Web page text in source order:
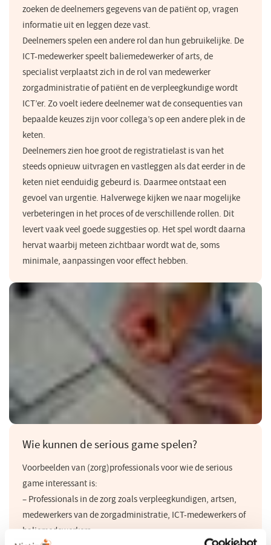
zoeken de deelnemers gegevens van de patiënt op, vragen
informatie uit en leggen deze vast.
Deelnemers spelen een andere rol dan hun gebruikelijke. De
ICT-medewerker speelt baliemedewerker of arts, de
specialist verplaatst zich in de rol van medewerker
zorgadministratie of patiënt en de verpleegkundige wordt
ICT’er. Zo voelt iedere deelnemer wat de consequenties van
bepaalde keuzes zijn voor collega’s op een andere plek in de
keten.
Deelnemers zien hoe groot de registratielast is van het
steeds opnieuw uitvragen en vastleggen als dat eerder in de
keten niet eenduidig gebeurd is. Daarmee ontstaat een
gevoel van urgentie. Halverwege kijken we naar mogelijke
verbeteringen in het proces of de verschillende rollen. Dit
levert vaak veel goede suggesties op. Het spel wordt daarna
hervat waarbij meteen zichtbaar wordt wat de, soms
minimale, aanpassingen voor effect hebben.
Wie kunnen de serious game spelen?
Voorbeelden van (zorg)professionals voor wie de serious
game interessant is:
– Professionals in de zorg zoals verpleegkundigen, artsen,
medewerkers van de zorgadministratie, ICT-medewerkers of
baliemedewerkers;